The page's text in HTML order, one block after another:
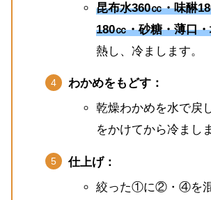
昆布水360㏄・味醂
180㏄・砂糖・薄口
熱し、冷まします。
わかめをもどす：
乾燥わかめを水で戻
をかけてから冷まし
仕上げ：
絞った①に②・④を